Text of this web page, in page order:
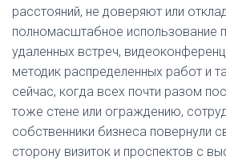
расстояний, не доверяют или
полномасштабное использование
удаленных встреч,
методик распределенных работ и
сейчас, когда всех почти разом
тоже стене или ограждению,
собственники бизнеса повернули
сторону визиток и проспектов с